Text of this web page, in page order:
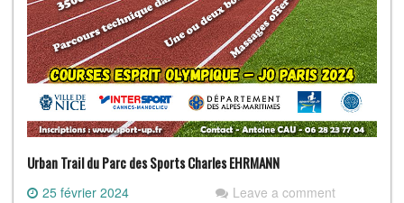
Urban Trail du Parc des Sports Charles EHRMANN
25 février 2024 Leave a comment